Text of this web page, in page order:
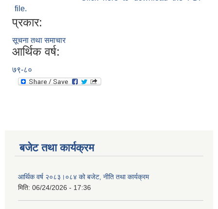
file.
प्रकार:
सूचना तथा समाचार
आर्थिक वर्ष:
७९-८०
बजेट तथा कार्यक्रम
आर्थिक वर्ष २०८३।०८४ को बजेट, नीति तथा कार्यक्रम
मिति: 06/24/2026 - 17:36